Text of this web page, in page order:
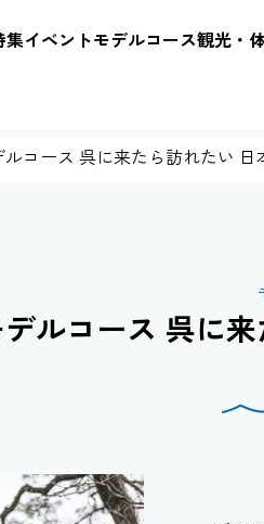
集イベントモデルコース観光・
コース 呉に来たら訪れたい
ルコース 呉に